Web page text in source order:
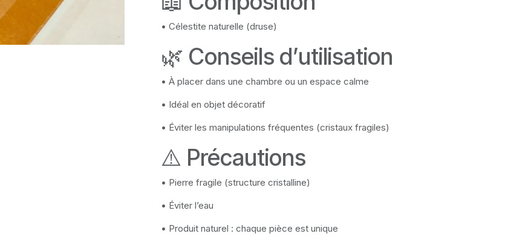
• Célestite naturelle (druse)
🌿 Conseils d’utilisation
• À placer dans une chambre ou un espace calme
• Idéal en objet décoratif
• Éviter les manipulations fréquentes (cristaux fragiles)
⚠️ Précautions
• Pierre fragile (structure cristalline)
• Éviter l’eau
• Produit naturel : chaque pièce est unique